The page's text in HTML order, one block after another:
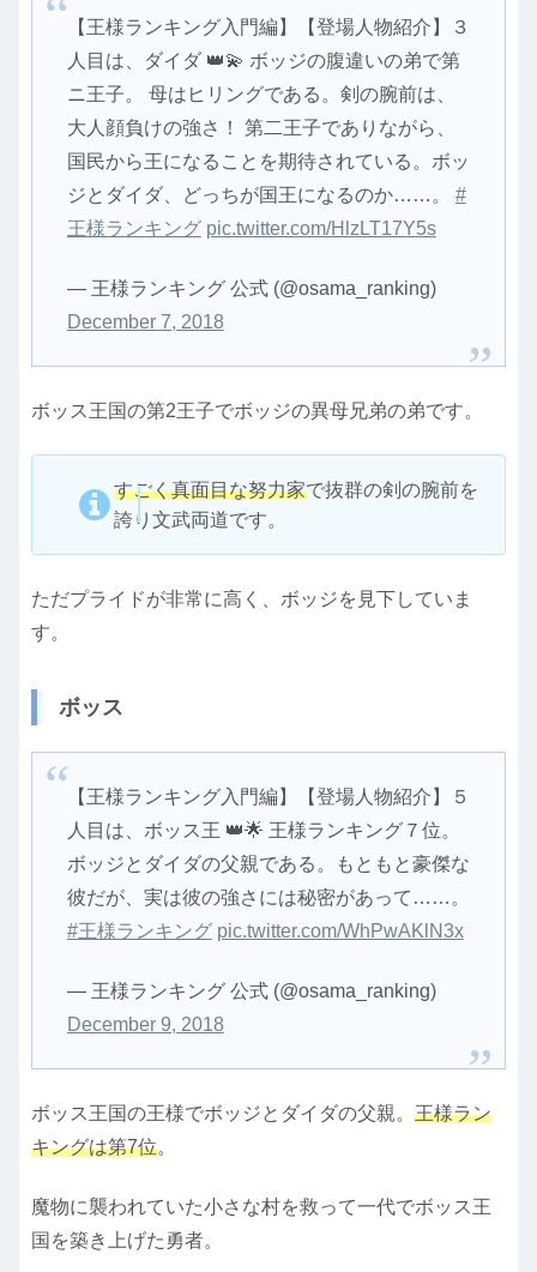
【王様ランキング入門編】【登場人物紹介】３
人目は、ダイダ 👑💫 ボッジの腹違いの弟で第
ニ王子。 母はヒリングである。剣の腕前は、
大人顔負けの強さ！ 第二王子でありながら、
国民から王になることを期待されている。ボッ
ジとダイダ、どっちが国王になるのか……。 #
王様ランキング pic.twitter.com/HlzLT17Y5s
— 王様ランキング 公式 (@osama_ranking)
December 7, 2018
ボッス王国の第2王子でボッジの異母兄弟の弟です。
すごく真面目な努力家で抜群の剣の腕前を
誇り文武両道です。
ただプライドが非常に高く、ボッジを見下していま
す。
ボッス
【王様ランキング入門編】【登場人物紹介】５
人目は、ボッス王 👑🌟 王様ランキング７位。
ボッジとダイダの父親である。もともと豪傑な
彼だが、実は彼の強さには秘密があって……。
#王様ランキング pic.twitter.com/WhPwAKlN3x
— 王様ランキング 公式 (@osama_ranking)
December 9, 2018
ボッス王国の王様でボッジとダイダの父親。 王様ラン
キングは第7位。
魔物に襲われていた小さな村を救って一代でボッス王
国を築き上げた勇者。